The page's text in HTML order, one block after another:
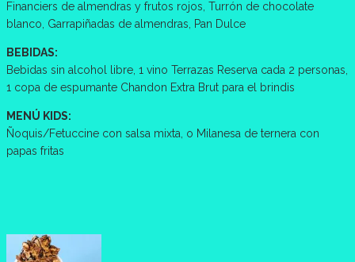
Financiers de almendras y frutos rojos, Turrón de chocolate
blanco, Garrapiñadas de almendras, Pan Dulce
BEBIDAS:
Bebidas sin alcohol libre, 1 vino Terrazas Reserva cada 2 personas,
1 copa de espumante Chandon Extra Brut para el brindis
MENÚ KIDS:
Ñoquis/Fetuccine con salsa mixta, o Milanesa de ternera con
papas fritas